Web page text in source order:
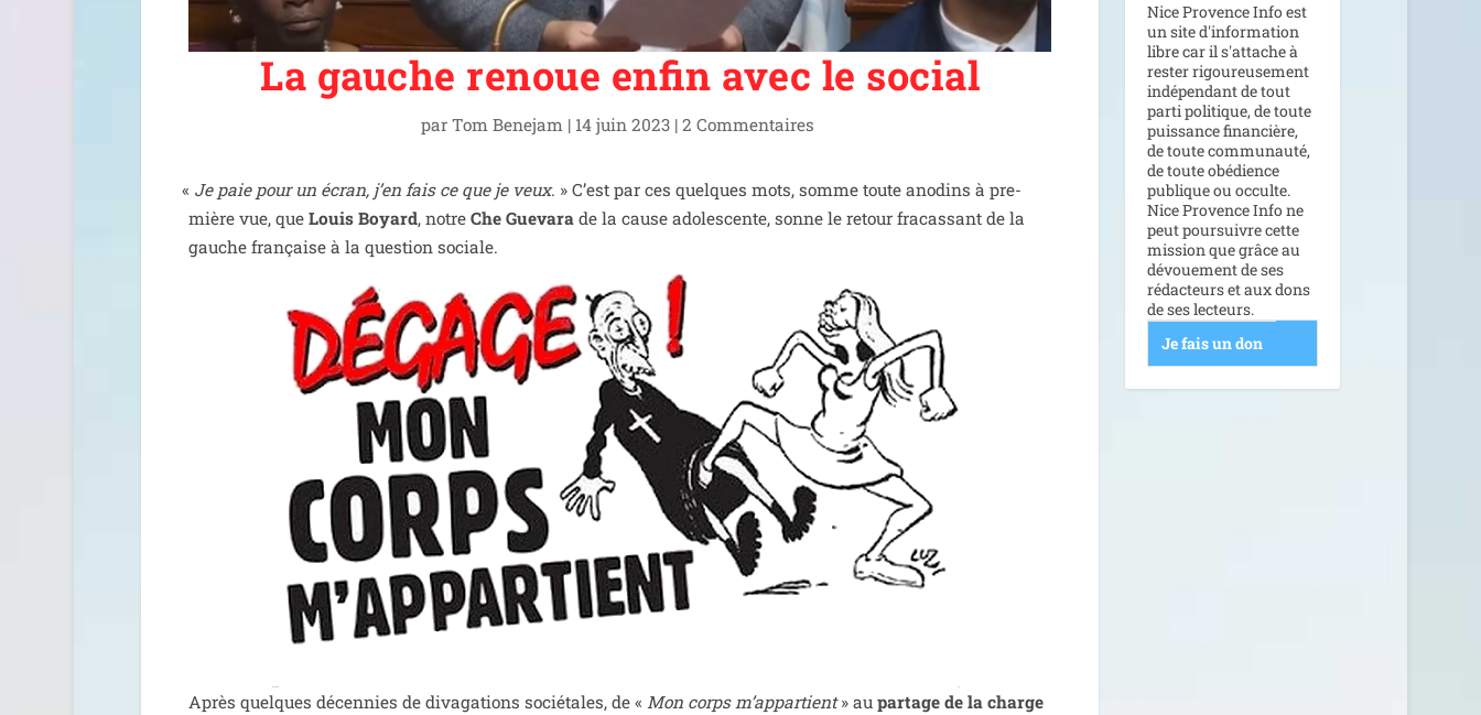
La gauche renoue enfin avec le social
parTom Benejam | 14 juin 2023 |2 Commentaires
« Je paie pour un écran, j’en fais ce que je veux. » C’est par ces quelques mots, somme toute ano­dins à pre­
mière vue, queLouis Boyard, notreChe Guevara de la cause ado­les­cente, sonne le retour fra­cas­sant de la
gauche fran­çaise à la ques­tion sociale.
Après quelques décen­nies de diva­ga­tions socié­tales, de « Mon corps m’ap­par­tient» aupar­tage de la charge
Nice Provence Info est
un site d'information
libre car il s'attache à
rester rigoureusement
indépendant de tout
parti politique, de toute
puissance financière,
de toute communauté,
de toute obédience
publique ou occulte.
Nice Provence Info ne
peut poursuivre cette
mission que grâce au
dévouement de ses
rédacteurs et aux dons
de ses lecteurs.
Je fais un don